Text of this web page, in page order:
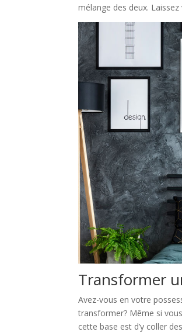
mélange des deux.
Transformer
Avez-vous en votre
transformer? Même si
cette base est d’y coller